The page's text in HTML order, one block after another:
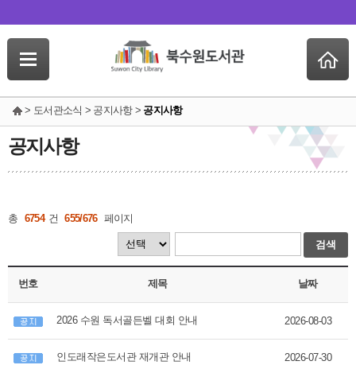
> 도서관소식 > 공지사항 > 공지사항
공지사항
총 6754 건 655/676 페이지
검색
번호 제목 날짜
2026 수원 독서골든벨 대회 안내 2026-08-03
인도래작은도서관 재개관 안내 2026-07-30